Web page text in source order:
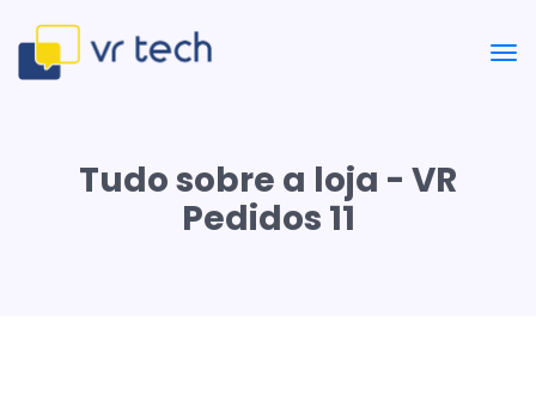
Tudo sobre a loja - VR
Pedidos 11